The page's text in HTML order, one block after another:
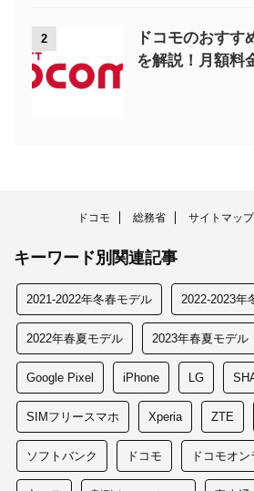
2
ドコモのおすす
を解説！月額料
ドコモ 総務省 サイトマップ
キーワード別関連記事
2021-2022年冬春モデル 2022-2023年
2022年春夏モデル 2023年春夏モデル
Google Pixel iPhone LG
SIMフリースマホ Xperia ZTE
ソフトバンク ドコモ ドコモオ